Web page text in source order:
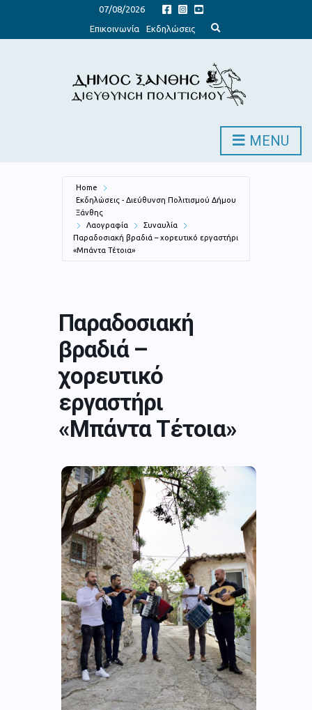
07/08/2026
Επικοινωνία
Εκδηλώσεις
x
d
s
e
c
o
MENU
Home
Εκδηλώσεις - Διεύθυνση Πολιτισμού Δήμου
Ξάνθης
Λαογραφία
Συναυλία
Παραδοσιακή βραδιά – χορευτικό εργαστήρι
«Μπάντα Τέτοια»
Παραδοσιακή
βραδιά –
χορευτικό
εργαστήρι
«Μπάντα Τέτοια»